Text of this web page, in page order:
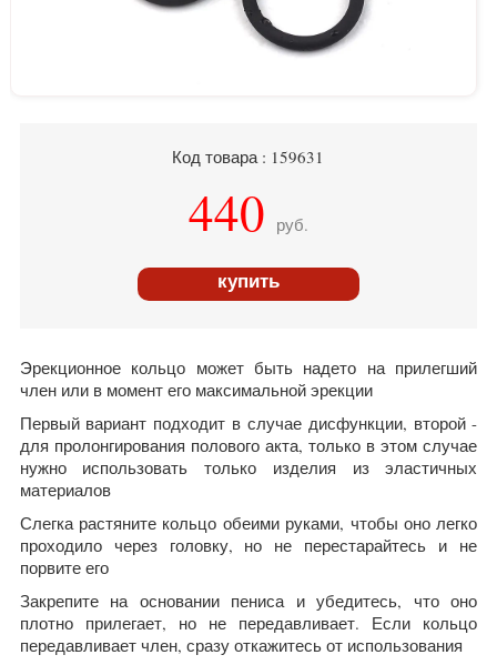
Код товара : 159631
440 руб.
купить
Эрекционное кольцо может быть надето на прилегший
член или в момент его максимальной эрекции
Первый вариант подходит в случае дисфункции, второй -
для пролонгирования полового акта, только в этом случае
нужно использовать только изделия из эластичных
материалов
Слегка растяните кольцо обеими руками, чтобы оно легко
проходило через головку, но не перестарайтесь и не
порвите его
Закрепите на основании пениса и убедитесь, что оно
плотно прилегает, но не передавливает. Если кольцо
передавливает член, сразу откажитесь от использования